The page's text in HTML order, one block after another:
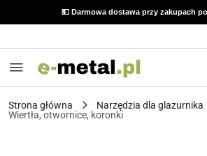
💵 Darmowa dostawa przy zakupach
Strona główna
Narzędzia dla glazurnika
Wiertła, otwornice, koronki